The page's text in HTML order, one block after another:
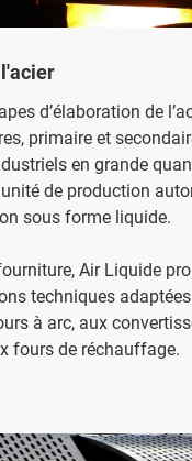
d’élaboration de
primaire et
en grande
de production
sous forme liquide.
Air Liquide
techniques
à arc, aux
fours de réchauffage.